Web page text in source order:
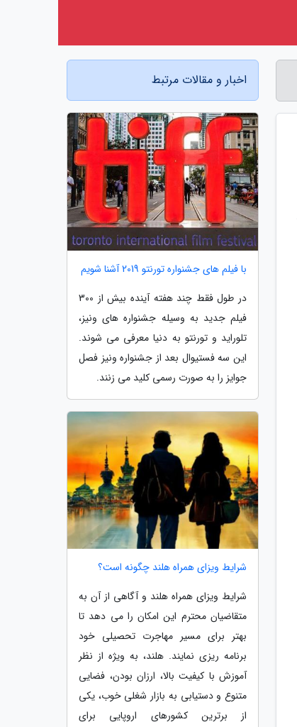
اخبار و مقالات مرتبط
با فیلم های جشنواره تورنتو 2019 آشنا شویم
در طول فقط چند هفته آینده بیش از 300
فیلم جدید به وسیله جشنواره های ونیز،
تلوراید و تورنتو به دنیا معرفی می شوند.
این سه فستیوال بعد از جشنواره ونیز فصل
جوایز را به صورت رسمی کلید می زنند.
شرایط ویزای همراه هلند چگونه است؟
شرایط ویزای همراه هلند و آگاهی از آن به
متقاضیان محترم این امکان را می دهد تا
بهتر برای مسیر مهاجرت تحصیلی خود
برنامه ریزی نمایند. هلند، به ویژه از نظر
آموزش با کیفیت بالا، ارزان بودن، فضایی
متنوع و دستیابی به بازار شغلی خوب، یکی
از برترین کشورهای اروپایی برای